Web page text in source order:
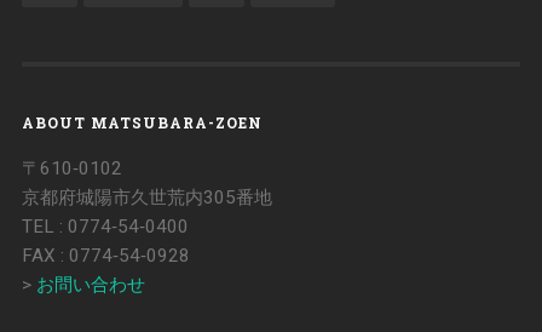
ABOUT MATSUBARA-ZOEN
〒610‐0102
京都府城陽市久世荒内305番地
TEL : 0774‐54‐0400
FAX : 0774‐54‐0928
> お問い合わせ